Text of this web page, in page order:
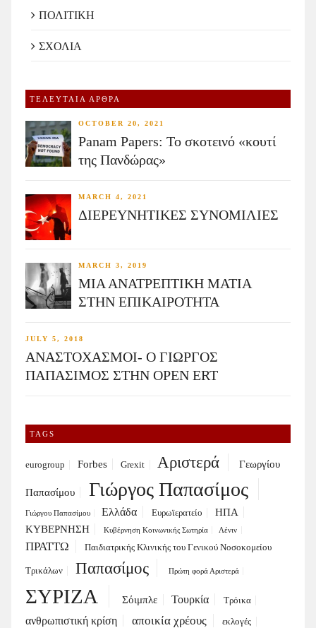
ΠΟΛΙΤΙΚΗ
ΣΧΟΛΙΑ
ΤΕΛΕΥΤΑΙΑ ΑΡΘΡΑ
OCTOBER 20, 2021
Panam Papers: Το σκοτεινό «κουτί
της Πανδώρας»
MARCH 4, 2021
ΔΙΕΡΕΥΝΗΤΙΚΕΣ ΣΥΝΟΜΙΛΙΕΣ
MARCH 3, 2019
ΜΙΑ ΑΝΑΤΡΕΠΤΙΚΗ ΜΑΤΙΑ
ΣΤΗΝ ΕΠΙΚΑΙΡΟΤΗΤΑ
JULY 5, 2018
ΑΝΑΣΤΟΧΑΣΜΟΙ- Ο ΓΙΩΡΓΟΣ
ΠΑΠΑΣΙΜΟΣ ΣΤΗΝ OPEN ERT
TAGS
eurogroup Forbes Grexit Αριστερά Γεωργίου
Παπασίμου Γιώργος Παπασίμος
Γιώργου Παπασίμου Ελλάδα Ευρωϊερατείο
ΗΠΑ
ΚΥΒΕΡΝΗΣΗ
Κυβέρνηση Κοινωνικής Σωτηρία Λένιν
ΠΡΑΤΤΩ Παιδιατρικής Κλινικής του Γενικού Νοσοκομείου
Τρικάλων Παπασίμος Πρώτη φορά Αριστερά
ΣΥΡΙΖΑ Σόιμπλε Τουρκία Τρόικα
ανθρωπιστική κρίση αποικία χρέους
εκλογές